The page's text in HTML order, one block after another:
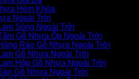
Hèm Khóa
Ngoài Trời
Sóng Ngoài Trời
Gỗ Nhựa Ốp Ngoài Trời
Rào Gỗ Nhựa Ngoài Trời
Gỗ Nhựa Ngoài Trời
Hộp Gỗ Nhựa Ngoài Trời
Gỗ Nhựa Ngoài Trời